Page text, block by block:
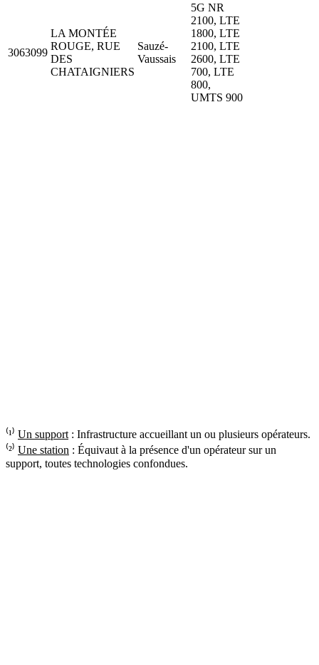
3063099
LA MONTÉE
ROUGE, RUE
DES
CHATAIGNIERS
Sauzé-
Vaussais
5G NR
2100, LTE
1800, LTE
2100, LTE
2600, LTE
700, LTE
800,
UMTS 900
⁽¹⁾ Un support : Infrastructure accueillant un ou plusieurs opérateurs.
⁽²⁾ Une station : Équivaut à la présence d'un opérateur sur un
support, toutes technologies confondues.